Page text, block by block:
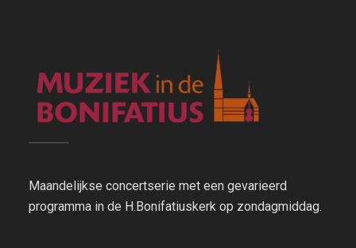
Maandelijkse concertserie met een gevarieerd
programma in de H.Bonifatiuskerk op zondagmiddag.